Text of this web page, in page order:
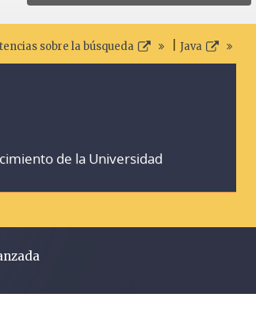
sobre la búsqueda Java
de la Universidad